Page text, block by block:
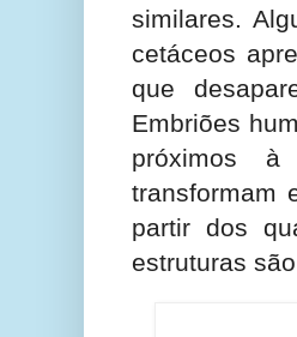
similares.
cetáceos
que
Embriões
próximos
transformam
partir dos
estruturas